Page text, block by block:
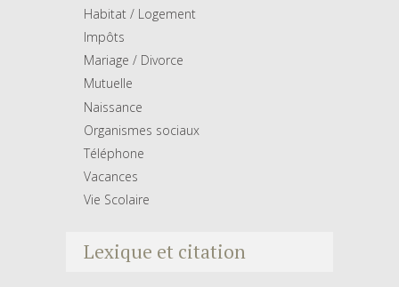
Habitat / Logement
Impôts
Mariage / Divorce
Mutuelle
Naissance
Organismes sociaux
Téléphone
Vacances
Vie Scolaire
Lexique et citation